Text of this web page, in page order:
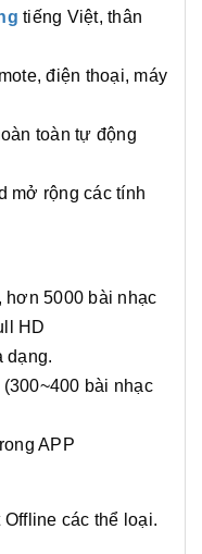
tiếng Việt, thân
điện thoại, máy
toàn tự động
mở rộng các tính
hơn 5000 bài nhạc
HD
dạng.
bài nhạc
APP
các thể loại.